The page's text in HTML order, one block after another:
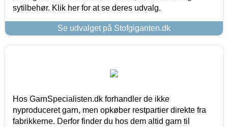
sytilbehør. Klik her for at se deres udvalg.
Se udvalget på Stofgiganten.dk
Hos GarnSpecialisten.dk forhandler de ikke
nyproduceret garn, men opkøber restpartier direkte fra
fabrikkerne. Derfor finder du hos dem altid garn til